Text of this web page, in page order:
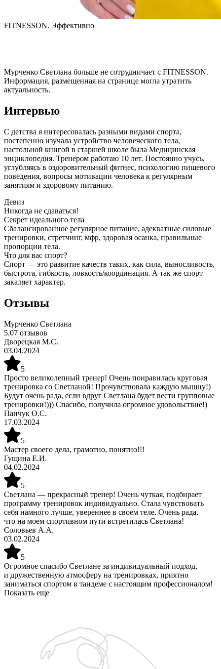
FITNESSON. Эффективно
Мурченко Светлана больше не сотрудничает с FITNESSON.
Информация, размещенная на странице могла утратить
актуальность.
Интервью
С детства я интересовалась разными видами спорта,
постепенно изучала устройство человеческого тела,
настольной книгой в старшей школе была Медицинская
энциклопедия. Тренером работаю 10 лет. Постоянно учусь,
углубляясь в оздоровительный фитнес, психологию пищевого
поведения, вопросы мотивации человека к регулярным
занятиям и здоровому питанию.
Девиз
Никогда не сдаваться!
Секрет идеального тела
Сбалансированное регулярное питание, адекватные силовые
тренировки, стретчинг, мфр, здоровая осанка, правильные
пропорции тела.
Что для вас спорт?
Спорт — это развитие качеств таких, как сила, выносливость,
быстрота, гибкость, ловкость/координация. А так же спорт
закаляет характер.
Отзывы
Мурченко Светлана
5.07 отзывов
Дворецкая М.С.
03.04.2024
5
Просто великолепный тренер! Очень понравилась круговая
тренировка со Светланой! Прочувствовала каждую мышцу!)
Будут очень рада, если вдруг Светлана будет вести групповые
тренировки!))) Спасибо, получила огромное удовольствие!)
Панчук О.С.
17.03.2024
5
Мастер своего дела, грамотно, понятно!!!
Гущина Е.И.
04.02.2024
5
Светлана — прекрасный тренер! Очень чуткая, подбирает
программу тренировок индивидуально. Стала чувствовать
себя намного лучше, увереннее в своем теле. Очень рада,
что на моем спортивном пути встретилась Светлана!
Соловьев А.А.
03.02.2024
5
Огромное спасибо Светлане за индивидуальный подход,
и дружественную атмосферу на тренировках, приятно
заниматься спортом в тандеме с настоящим профессионалом!
Показать еще